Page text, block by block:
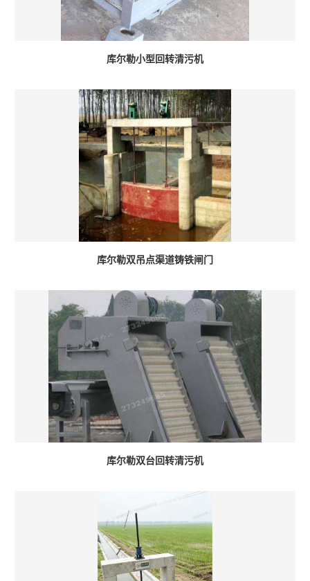
库尔勒小型回转清污机
库尔勒双吊点渠道铸铁闸门
库尔勒双台回转清污机